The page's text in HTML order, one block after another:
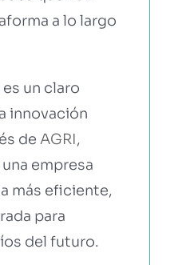
a lo largo
un claro
innovación
de AGRI,
empresa
más eficiente,
para
del futuro.